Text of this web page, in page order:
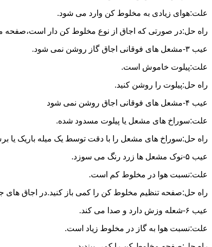
علت:هوای زیادی به مخلوط کن وارد می شود.
راه حل:در صورتی که اجاق از نوع مخلوط کن دار است،صفحه
عیب ۳-مشعل های فوقانی اجاق گاز روشن نمی شود.
علت:پیلوت خاموش است.
راه حل:پیلوت را روشن کنید.
عیب ۴-مشعل های فوقانی اجاق روشن نمی شود
علت:سوراخ های مشعل یا پیلوت مسدود شده.
راه حل:سوراخ های مشعل را با دقت توسط یک میله باریک یا برس
عیب ۵-نوک مشعل ها زرد رنگ می سوزد.
علت:نسبت هوا در مخلوط کم است.
راه حل:صفحه تنظیم مخلوط کن را کمی باز کنید.در اجاق های
عیب ۶-شعله وزش دارد و صدا می کند.
علت:نسبت هوا به گاز در مخلوط زیاد است.